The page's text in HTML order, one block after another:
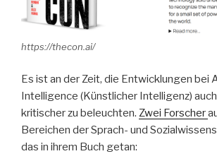
https://thecon.ai/
Es ist an der Zeit, die Entwicklungen bei
Intelligence (Künstlicher Intelligenz)
kritischer zu beleuchten. Zwei Forscher
Bereichen der Sprach- und
das in ihrem Buch getan: